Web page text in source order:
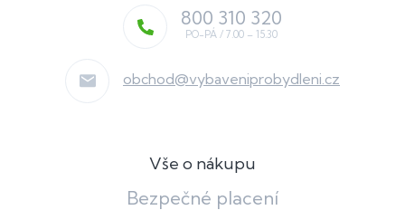
obchod@vybaveniprobydleni.cz
800 310 320
Vše o nákupu
Bezpečné placení